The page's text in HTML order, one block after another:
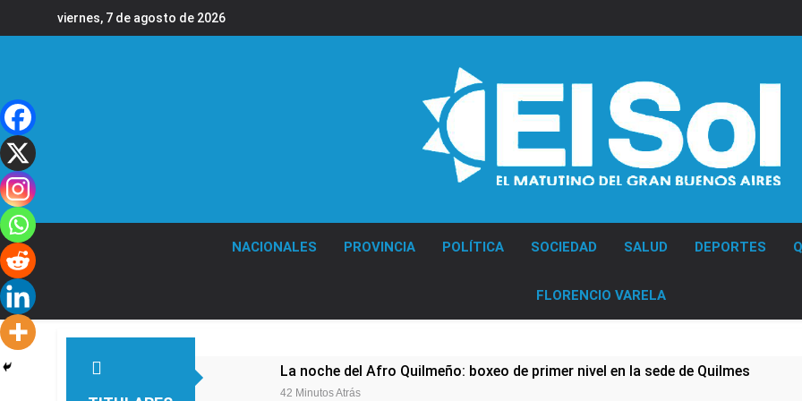
viernes, 7 de agosto de 2026
NACIONALES PROVINCIA POLÍTICA SOCIEDAD SALUD DEPORTES
FLORENCIO VARELA
La noche del Afro Quilmeño: boxeo de primer nivel en la sede de Quilmes
42 Minutos Atrás